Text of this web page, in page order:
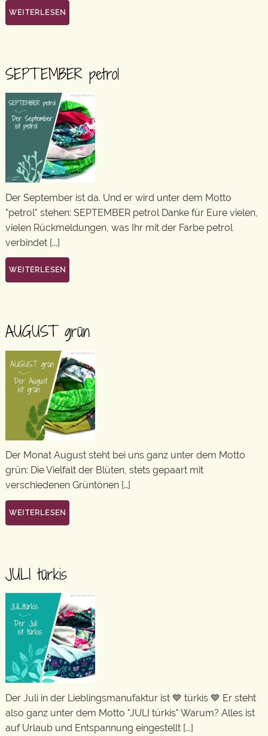
WEITERLESEN
SEPTEMBER petrol
Der September ist da. Und er wird unter dem Motto
"petrol" stehen: SEPTEMBER petrol Danke für Eure vielen,
vielen Rückmeldungen, was Ihr mit der Farbe petrol
verbindet [...]
WEITERLESEN
AUGUST grün
Der Monat August steht bei uns ganz unter dem Motto
grün: Die Vielfalt der Blüten, stets gepaart mit
verschiedenen Grüntönen […]
WEITERLESEN
JULI türkis
Der Juli in der Lieblingsmanufaktur ist 💙 türkis 💙 Er steht
also ganz unter dem Motto "JULI türkis" Warum? Alles ist
auf Urlaub und Entspannung eingestellt [...]